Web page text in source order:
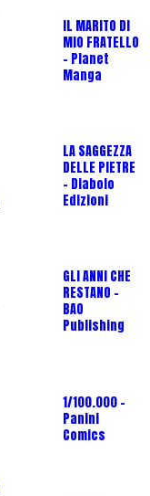
IL MARITO DI
MIO FRATELLO
- Planet
Manga
LA SAGGEZZA
DELLE PIETRE
- Diabolo
Edizioni
GLI ANNI CHE
RESTANO -
BAO
Publishing
1/100.000 -
Panini
Comics